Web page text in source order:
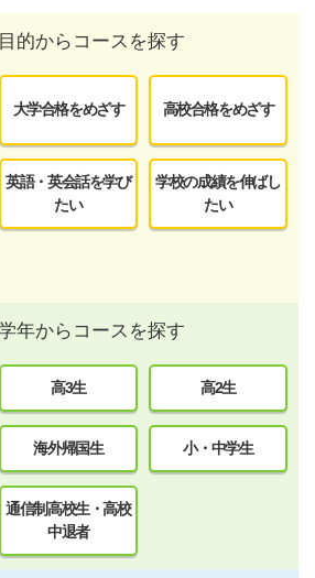
目的からコースを探す
大学合格をめざす 高校合格をめざす
英語・英会話を学び
たい
学校の成績を伸ばし
たい
年からコースを探す
高3生 高2生
海外帰国生 小・中学生
通信制高校生・高校
中退者